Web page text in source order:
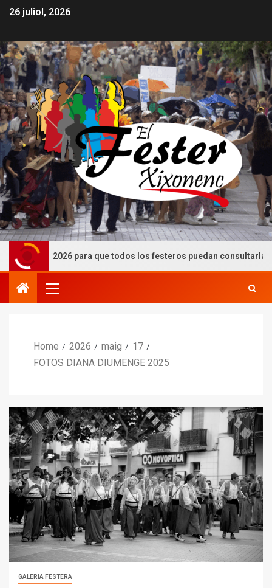
26 juliol, 2026
para que todos los festeros puedan consultarlas (CASTELLÀ)
Home 2026 maig
17
FOTOS DIANA DIUMENGE 2025
GALERIA FESTERA